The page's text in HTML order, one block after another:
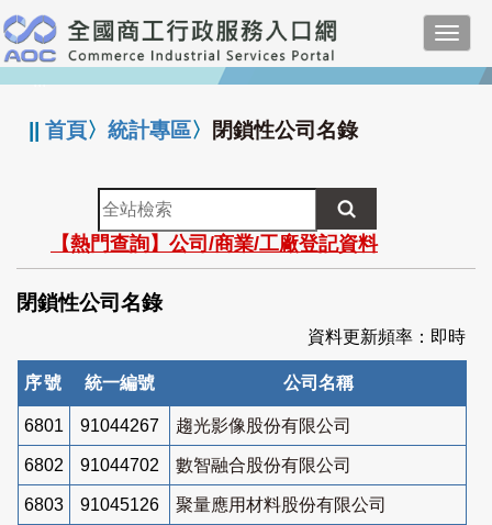
跳
到
主
要
:::
||首頁〉統計專區〉 閉鎖性公司名錄
全
站
檢
索
【熱門查詢】公司/商業/工廠登記資料
閉鎖性公司名錄
資料更新頻率：即時
序號 統一編號 公司名稱
6801 91044267 趨光影像股份有限公司
6802 91044702 數智融合股份有限公司
6803 91045126 聚量應用材料股份有限公司